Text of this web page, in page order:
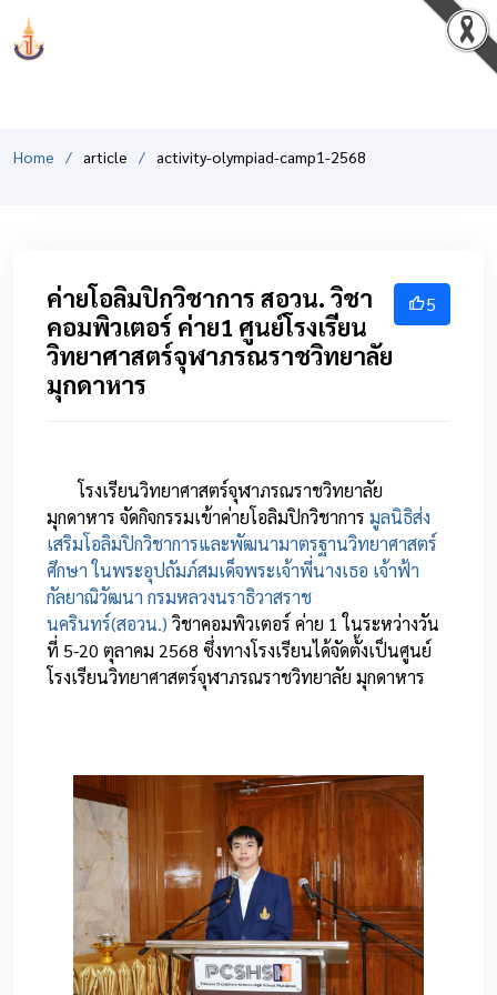
Home article activity-olympiad-camp1-2568
5
ค่ายโอลิมปิกวิชาการ สอวน. วิชา
คอมพิวเตอร์ ค่าย1 ศูนย์โรงเรียน
วิทยาศาสตร์จุฬาภรณราชวิทยาลัย
มุกดาหาร
โรงเรียนวิทยาศาสตร์จุฬาภรณราชวิทยาลัย
มุกดาหาร จัดกิจกรรมเข้าค่ายโอลิมปิกวิชาการ มูลนิธิส่ง
เสริมโอลิมปิกวิชาการและพัฒนามาตรฐานวิทยาศาสตร์
ศึกษา ในพระอุปถัมภ์สมเด็จพระเจ้าพี่นางเธอ เจ้าฟ้า
กัลยาณิวัฒนา กรมหลวงนราธิวาสราช
นครินทร์(สอวน.) วิชาคอมพิวเตอร์ ค่าย 1 ในระหว่างวัน
ที่ 5-20 ตุลาคม 2568 ซึ่งทางโรงเรียนได้จัดตั้งเป็นศูนย์
โรงเรียนวิทยาศาสตร์จุฬาภรณราชวิทยาลัย มุกดาหาร
0